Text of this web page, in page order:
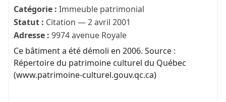
Catégorie : Immeuble patrimonial
Statut : Citation — 2 avril 2001
Adresse : 9974 avenue Royale
Ce bâtiment a été démoli en 2006. Source :
Répertoire du patrimoine culturel du Québec
(www.patrimoine-culturel.gouv.qc.ca)